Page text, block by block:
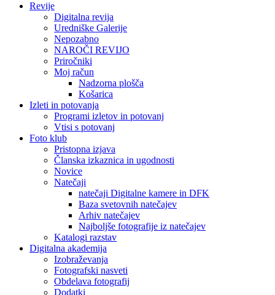
Revije
Digitalna revija
Uredniške Galerije
Nepozabno
NAROČI REVIJO
Priročniki
Moj račun
Nadzorna plošča
Košarica
Izleti in potovanja
Programi izletov in potovanj
Vtisi s potovanj
Foto klub
Pristopna izjava
Članska izkaznica in ugodnosti
Novice
Natečaji
natečaji Digitalne kamere in DFK
Baza svetovnih natečajev
Arhiv natečajev
Najboljše fotografije iz natečajev
Katalogi razstav
Digitalna akademija
Izobraževanja
Fotografski nasveti
Obdelava fotografij
Dodatki